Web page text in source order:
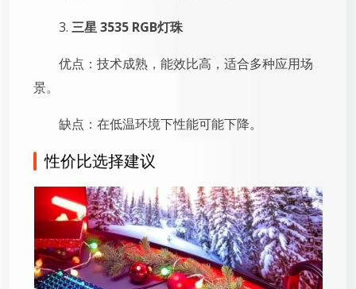
3. 三星 3535 RGB灯珠
优点：技术成熟，能效比高，适合多种应用场
景。
缺点：在低温环境下性能可能下降。
性价比选择建议